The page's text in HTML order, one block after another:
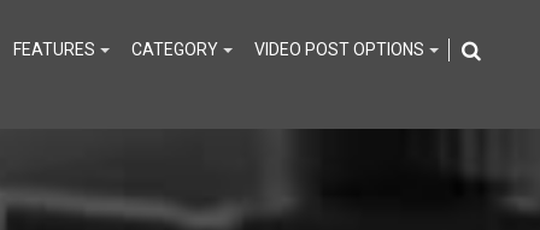
FEATURES CATEGORY VIDEO POST OPTIONS